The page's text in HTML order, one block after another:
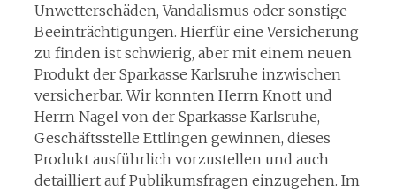
Unwetterschäden, Vandalismus oder sonstige
Beeinträchtigungen. Hierfür eine Versicherung
zu finden ist schwierig, aber mit einem neuen
Produkt der Sparkasse Karlsruhe inzwischen
versicherbar. Wir konnten Herrn Knott und
Herrn Nagel von der Sparkasse Karlsruhe,
Geschäftsstelle Ettlingen gewinnen, dieses
Produkt ausführlich vorzustellen und auch
detailliert auf Publikumsfragen einzugehen. Im